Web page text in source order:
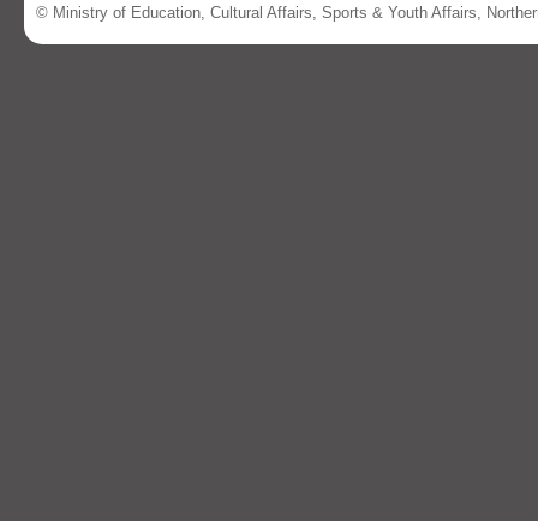
© Ministry of Education, Cultural Affairs, Sports & Youth Affairs,